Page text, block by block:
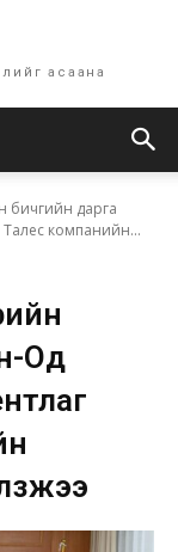
асаана
дарга
компанийн...
Од